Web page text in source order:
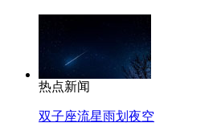
热点新闻
双子座流星雨划夜空